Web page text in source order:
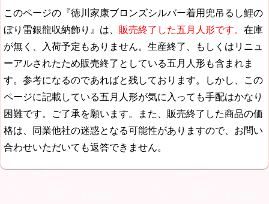
このページの『徳川家康ブロンズシルバー着用兜吊るし鯉の
ぼり雷銀龍収納飾り』は、 販売終了した五月人形です。 在庫
が無く、入荷予定もありません。生産終了、もしくはリニュ
ーアルされたため販売終了としている五月人形も含まれま
す。参考になるのであればと残しております。しかし、この
ページに記載している五月人形が気に入っても手配はかなり
困難です。ご了承を願います。また、販売終了した商品の価
格は、同業他社の迷惑となる可能性がありますので、お問い
合わせいただいても返答できません。